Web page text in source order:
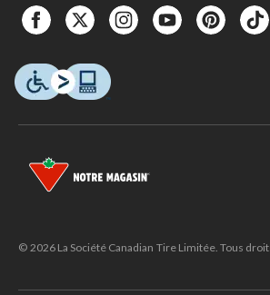
© 2026 La Société Canadian Tire Limitée. Tous